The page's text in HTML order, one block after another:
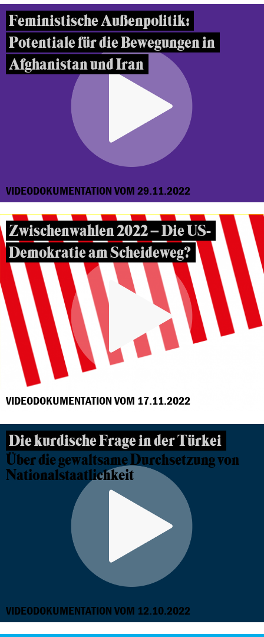
Feministische Außenpolitik:
Potentiale für die Bewegungen in
Afghanistan und Iran
VIDEODOKUMENTATION VOM 29.11.2022
Zwischenwahlen 2022 – Die US-
Demokratie am Scheideweg?
VIDEODOKUMENTATION VOM 17.11.2022
Die kurdische Frage in der Türkei
Über die gewaltsame Durchsetzung von
Nationalstaatlichkeit
VIDEODOKUMENTATION VOM 12.10.2022